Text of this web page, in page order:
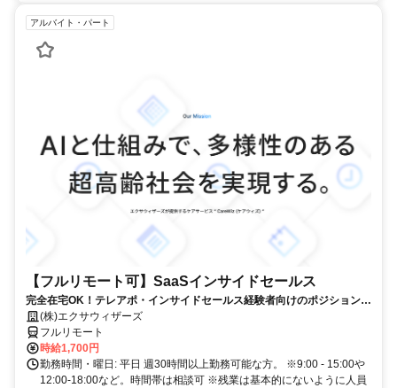
アルバイト・パート
【フルリモート可】SaaSインサイドセールス
完全在宅OK！テレアポ・インサイドセールス経験者向けのポジションで
す！(株)エクサウィザーズ
フルリモート
時給1,700円
勤務時間・曜日: 平日 週30時間以上勤務可能な方。 ※9:00 - 15:00や
12:00-18:00など。時間帯は相談可 ※残業は基本的にないように人員